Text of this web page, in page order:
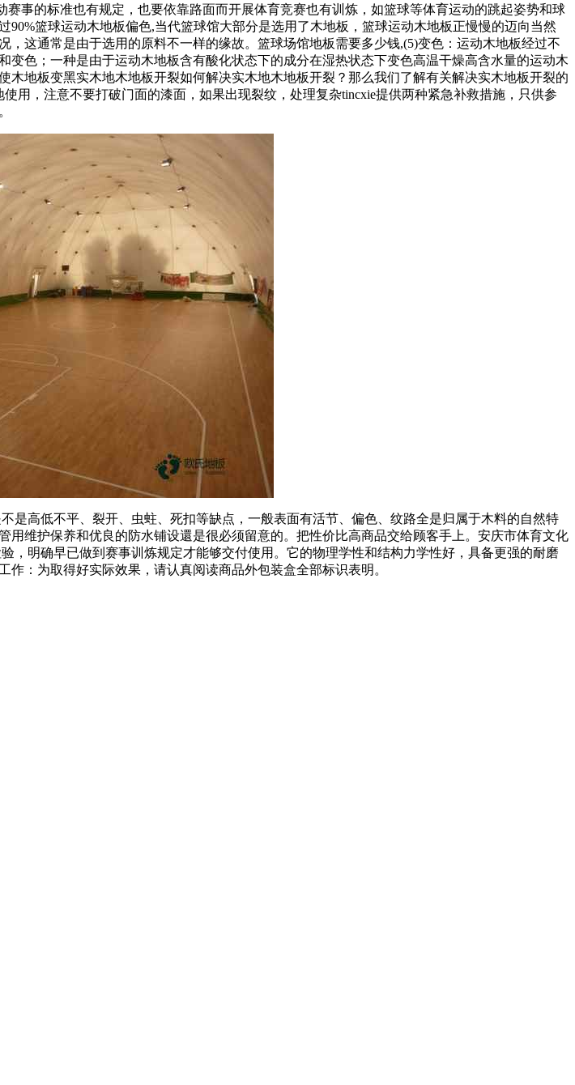
事的标准也有规定，也要依靠路面而开展体育竞赛也有训炼，如篮球等体育运动的跳起姿势和球
篮球运动木地板偏色,当代篮球馆大部分是选用了木地板，篮球运动木地板正慢慢的迈向当然
这通常是由于选用的原料不一样的缘故。篮球场馆地板需要多少钱,(5)变色：运动木地板经过不
色；一种是由于运动木地板含有酸化状态下的成分在湿热状态下变色高温干燥高含水量的运动木
地板变黑实木地木地板开裂如何解决实木地木地板开裂？那么我们了解有关解决实木地板开裂的
用，注意不要打破门面的漆面，如果出现裂纹，处理复杂tincxie提供两种紧急补救措施，只供参
高低不平、裂开、虫蛀、死扣等缺点，一般表面有活节、偏色、纹路全是归属于木料的自然特
维护保养和优良的防水铺设還是很必须留意的。把性价比高商品交给顾客手上。安庆市体育文化
明确早已做到赛事训炼规定才能够交付使用。它的物理学性和结构力学性好，具备更强的耐磨
：为取得好实际效果，请认真阅读商品外包装盒全部标识表明。